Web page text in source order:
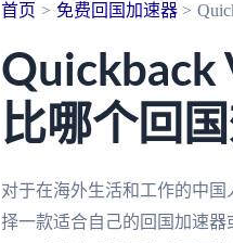
首页 免费回国加速器
Quickback
比哪个回国
对于在海外生活和工作的中
择一款适合自己的回国加速器